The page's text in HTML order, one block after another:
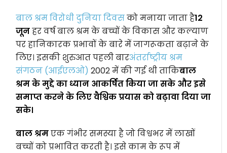
बाल श्रम विरोधी दुनिया दिवसको मनाया जाता है12
जूनहर वर्ष बाल श्रम के बच्चों के विकास और कल्याण
पर हानिकारक प्रभावों के बारे में जागरूकता बढ़ाने के
लिए। इसकी शुरुआत पहली बारअंतर्राष्ट्रीय श्रम
संगठन (आईएलओ) 2002 में की गई थी ताकिबाल
श्रम के मुद्दे का ध्यान आकर्षित किया जा सके और इसे
समाप्त करने के लिए वैश्विक प्रयास को बढ़ावा दिया जा
सके।
बाल श्रमएक गंभीर समस्या है जो विश्वभर में लाखों
बच्चों को प्रभावित करती है। इसे काम के रूप में